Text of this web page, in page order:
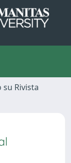
Rivista